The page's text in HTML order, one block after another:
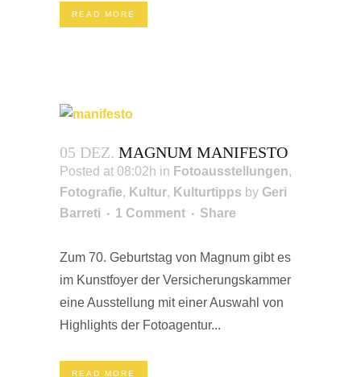
READ MORE
05 DEZ. MAGNUM MANIFESTO
Posted at 08:02h in Fotoausstellungen,
Fotografie, Kultur, Kulturtipps by Geri
Barreti
1 Comment Share
Zum 70. Geburtstag von Magnum gibt es
im Kunstfoyer der Versicherungskammer
eine Ausstellung mit einer Auswahl von
Highlights der Fotoagentur...
READ MORE